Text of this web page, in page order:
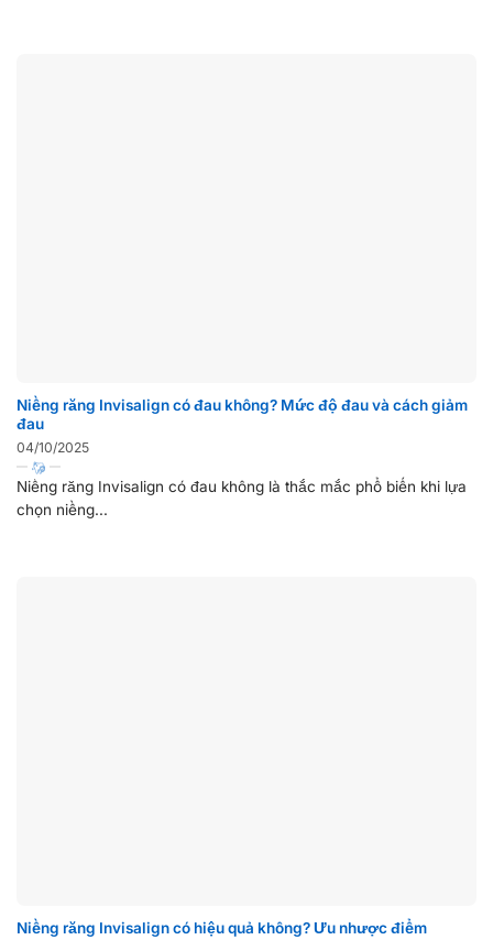
Niềng răng Invisalign có đau không? Mức độ đau và cách giảm
đau
04/10/2025
Niềng răng Invisalign có đau không là thắc mắc phổ biến khi lựa
chọn niềng...
Niềng răng Invisalign có hiệu quả không? Ưu nhược điểm